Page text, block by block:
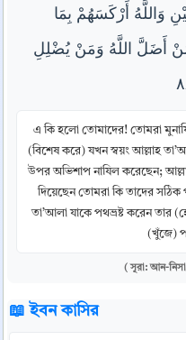
وَاللَّهُ أَرْكَسَهُمْ بِمَا
أَضَلَّ اللَّهُ وَمَنْ يُضْلِلِ
এ কি হলো তোমাদের! তোমরা
(বিশেষ করে) যখন স্বয়ং আল্লাহ
উপর অভিশাপ নাযিল করেছেন;
দিয়েছেন তোমরা কি তাদের
তা’আলা যাকে পথভ্রষ্ট করেন তার
(খুঁজে)
( সূরা: আন-
📖 ইবন কাসির